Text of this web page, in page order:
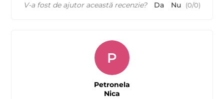
V-a fost de ajutor această recenzie? Da Nu (0/0)
P
Petronela
Nica